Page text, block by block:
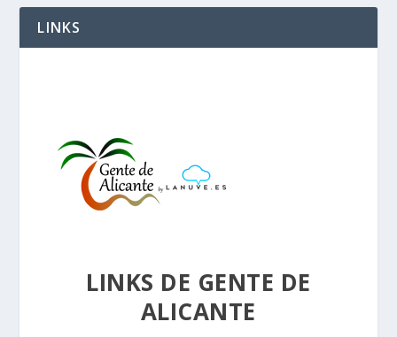
LINKS
LINKS DE GENTE DE
ALICANTE